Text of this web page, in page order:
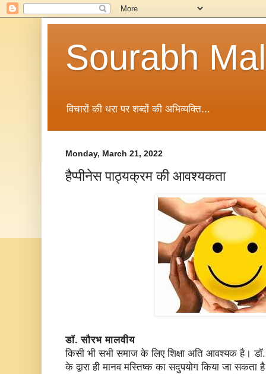
Sourabh
विचारों की धरा पर शब्दों की अभिव्यक्ति...
Monday, March 21, 2022
हैप्पीनेस पाठ्यक्रम की आवश्यकता
डॉ. सौरभ मालवीय
किसी भी सभी समाज के लिए शिक्षा अति आवश्यक है। डॉ.
के द्वारा ही मानव मस्तिष्क का सदुपयोग किया जा